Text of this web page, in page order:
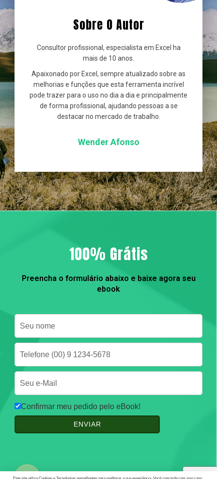
Sobre O Autor
Consultor profissional, especialista em Excel ha
mais de 10 anos.
Apaixonado por Excel, sempre atualizado sobre as
melhorias e funções que esta ferramenta incrível
pode trazer para o uso no dia a dia e principalmente
de forma profissional, ajudando pessoas a se
destacar no mercado de trabalho.
Wender Afonso
100% Grátis
Preencha o formulário abaixo e baixe agora seu
ebook
Confirmar meu pedido pelo eBook!